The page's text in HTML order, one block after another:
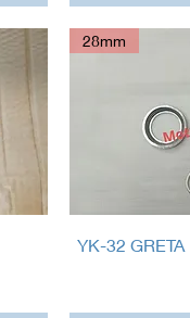
28mm
YK-32